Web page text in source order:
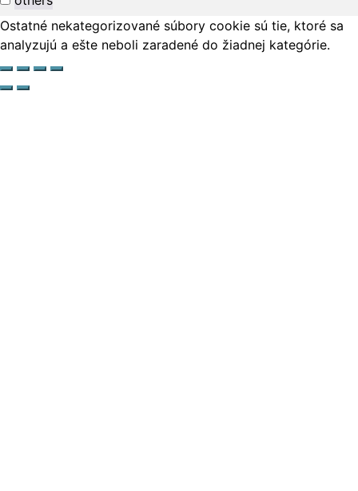
Ostatné nekategorizované súbory cookie sú tie, ktoré sa
analyzujú a ešte neboli zaradené do žiadnej kategórie.